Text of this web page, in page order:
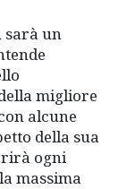
sarà un
migliore
alcune
della sua
ogni
massima